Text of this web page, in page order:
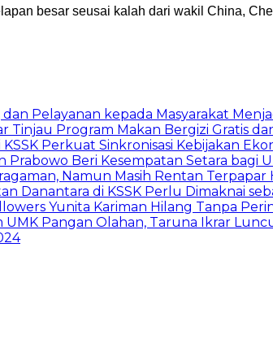
besar seusai kalah dari wakil China,
Pelayanan kepada Masyarakat
Tinjau Program Makan Bergizi Gratis
Perkuat Sinkronisasi Kebijakan
Prabowo Beri Kesempatan Setara bagi
Namun Masih Rentan Terpapar
Danantara di KSSK Perlu Dimaknai
Yunita Kariman Hilang Tanpa
Pangan Olahan, Taruna Ikrar